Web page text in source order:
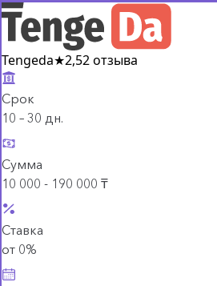
Tengeda★2,52 отзыва
Срок
10 – 30 дн.
Сумма
10 000 - 190 000 ₸
Ставка
от 0%